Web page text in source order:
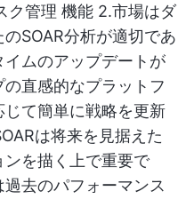
ク管理 機能 2.市場はダ
SOAR分析が適切であ
イムのアップデートが
直感的なプラットフ
て簡単に戦略を更新
は将来を見据えた
を描く上で重要で
去のパフォーマンス